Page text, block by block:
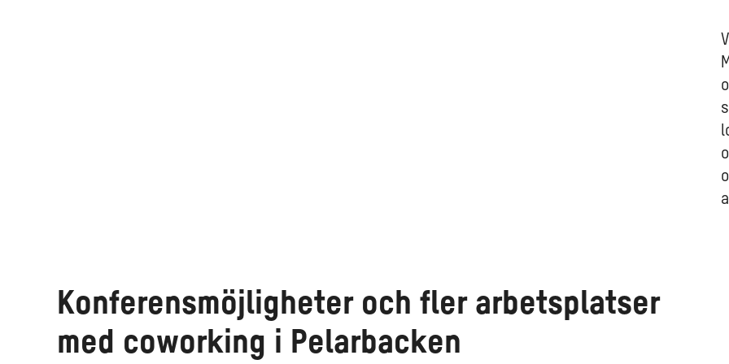
Konferensmöjligheter och fler arbetsplatser
med coworking i Pelarbacken